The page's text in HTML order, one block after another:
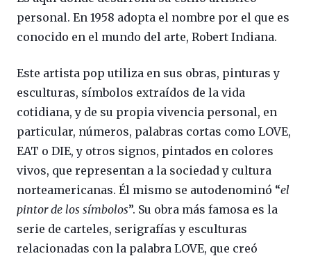
personal. En 1958 adopta el nombre por el que es
conocido en el mundo del arte, Robert Indiana.
Este artista pop utiliza en sus obras, pinturas y
esculturas, símbolos extraídos de la vida
cotidiana, y de su propia vivencia personal, en
particular, números, palabras cortas como LOVE,
EAT o DIE, y otros signos, pintados en colores
vivos, que representan a la sociedad y cultura
norteamericanas. Él mismo se autodenominó “el
pintor de los símbolos”. Su obra más famosa es la
serie de carteles, serigrafías y esculturas
relacionadas con la palabra LOVE, que creó